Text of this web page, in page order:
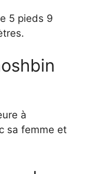
5 pieds 9
à
sa femme et